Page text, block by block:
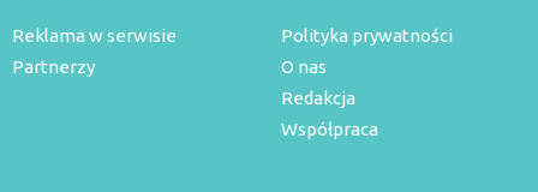
Reklama w serwisie
Partnerzy
Polityka prywatności
O nas
Redakcja
Współpraca